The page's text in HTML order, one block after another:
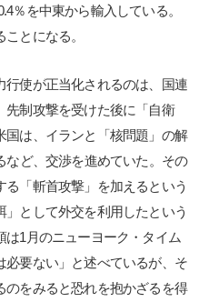
％を中東から輸入している。
とになる。
使が正当化されるのは、国連
先制攻撃を受けた後に「自衛
は、イランと「核問題」の解
など、交渉を進めていた。その
「斬首攻撃」を加えるという
として外交を利用したという
は1月のニューヨーク・タイム
必要ない」と述べているが、そ
をみると恐れを抱かざるを得